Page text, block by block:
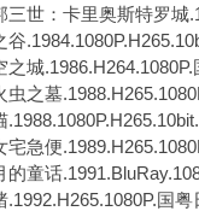
三世：卡里奥斯特罗城
谷
之城
虫之墓
宅急便
的童话
.1992.H265.1080P.国